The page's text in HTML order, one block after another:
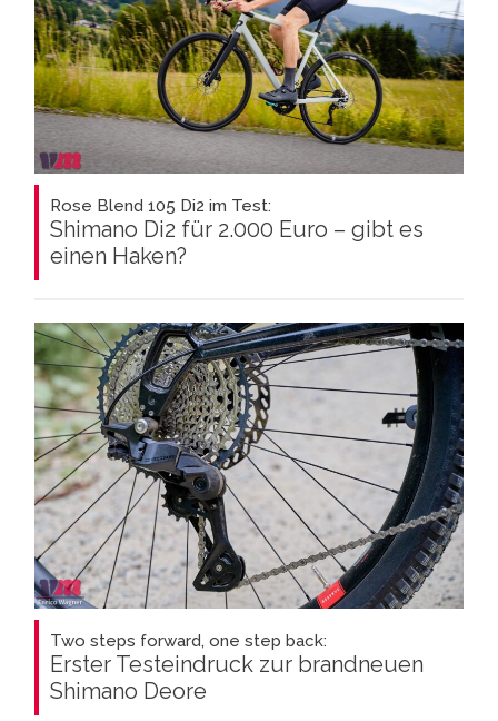
Rose Blend 105 Di2 im Test:
Shimano Di2 für 2.000 Euro – gibt es
einen Haken?
Two steps forward, one step back:
Erster Testeindruck zur brandneuen
Shimano Deore